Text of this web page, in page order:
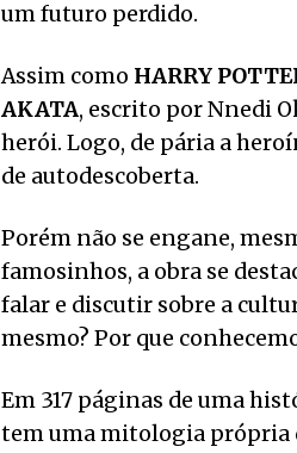
um futuro perdido.
Assim como HARRY
AKATA, escrito por Nnedi
herói. Logo, de pária a
de autodescoberta.
Porém não se engane,
famosinhos, a obra se
falar e discutir sobre a
mesmo? Por que
Em 317 páginas de uma
tem uma mitologia própria